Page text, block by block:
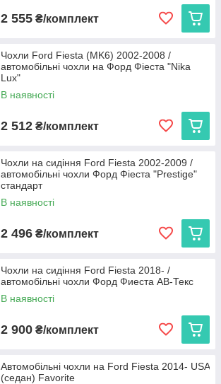
2 555 ₴/комплект
Чохли Ford Fiesta (MK6) 2002-2008 /
автомобільні чохли на Форд Фіеста "Nika
Lux"
В наявності
2 512 ₴/комплект
Чохли на сидіння Ford Fiesta 2002-2009 /
автомобільні чохли Форд Фіеста "Prestige"
стандарт
В наявності
2 496 ₴/комплект
Чохли на сидіння Ford Fiesta 2018- /
автомобільні чохли Форд Фиеста АВ-Текс
В наявності
2 900 ₴/комплект
Автомобільні чохли на Ford Fiesta 2014- USA
(седан) Favorite